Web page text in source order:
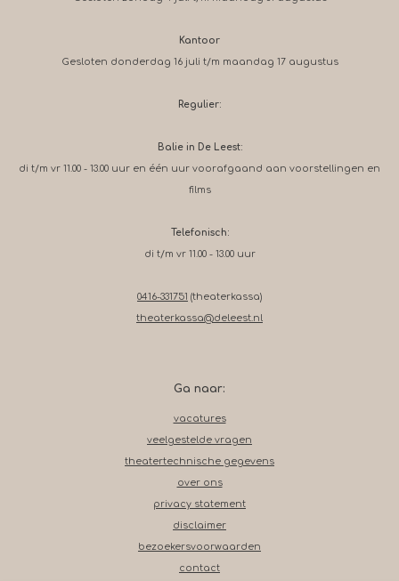
Kantoor
Gesloten donderdag 16 juli t/m maandag 17 augustus
Regulier:
Balie in De Leest:
di t/m vr 11.00 - 13.00 uur en één uur voorafgaand aan voorstellingen en
films
Telefonisch:
di t/m vr 11.00 - 13.00 uur
0416-331751 (theaterkassa)
theaterkassa@deleest.nl
Ga naar:
vacatures
veelgestelde vragen
theatertechnische gegevens
over ons
privacy statement
disclaimer
bezoekersvoorwaarden
contact